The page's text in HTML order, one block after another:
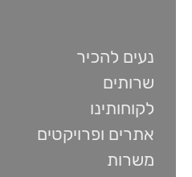
נעים להכיר
שרותים
לקוחותינו
אתרים ופרויקטים
משרות